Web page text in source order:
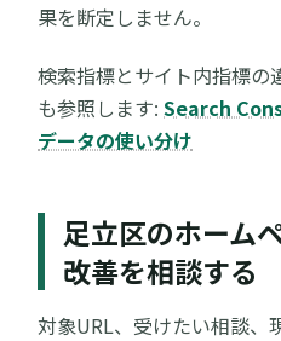
果を断定しません。
検索指標とサイト内指標
も参照します: Search
データの使い分け
足立区のホーム
改善を相談する
対象URL、受けたい相談、